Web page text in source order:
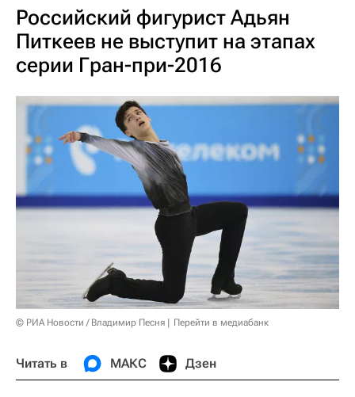
Российский фигурист Адьян
Питкеев не выступит на этапах
серии Гран-при-2016
© РИА Новости / Владимир Песня Перейти в медиабанк
Читать в МАКС Дзен